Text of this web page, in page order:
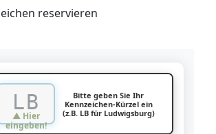
▲ Hier
eingeben!
Bitte geben Sie Ihr
Kennzeichen-Kürzel ein
(z.B. LB für Ludwigsburg)